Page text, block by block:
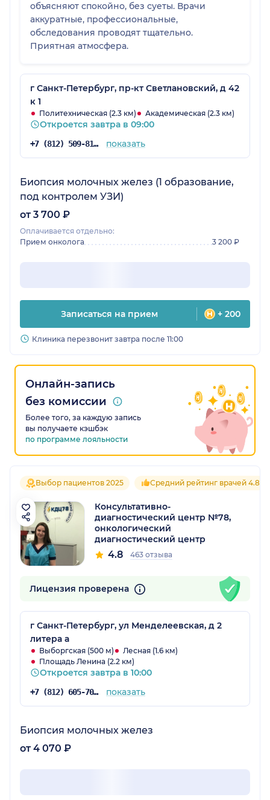
объясняют спокойно, без суеты. Врачи
аккуратные, профессиональные,
обследования проводят тщательно.
Приятная атмосфера.
г Санкт-Петербург, пр-кт Светлановский, д 42
к 1
Политехническая (2.3 км) Академическая (2.3 км)
Откроется завтра в 09:00
+7 (812) 509-81-75 показать
Биопсия молочных желез (1 образование,
под контролем УЗИ)
от 3 700 ₽
Оплачивается отдельно:
Прием онколога
3 200 ₽
Записаться на прием + 200
Клиника перезвонит завтра после 11:00
Онлайн-запись
без комиссии
Более того, за каждую запись
вы получаете кэшбэк
по программе лояльности
Выбор пациентов 2025 Средний рейтинг врачей 4.8
Консультативно-
диагностический центр №78,
онкологический
диагностический центр
4.8 463 отзыва
Лицензия проверена
г Санкт-Петербург, ул Менделеевская, д 2
литера а
Выборгская (500 м)
Лесная (1.6 км)
Площадь Ленина (2.2 км)
Откроется завтра в 10:00
+7 (812) 605-70-83 показать
Биопсия молочных желез
от 4 070 ₽